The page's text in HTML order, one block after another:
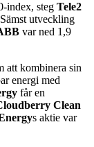
index, steg Tele2
utveckling
var ned 1,9
att kombinera sin
energi med
får en
Clean
s aktie var